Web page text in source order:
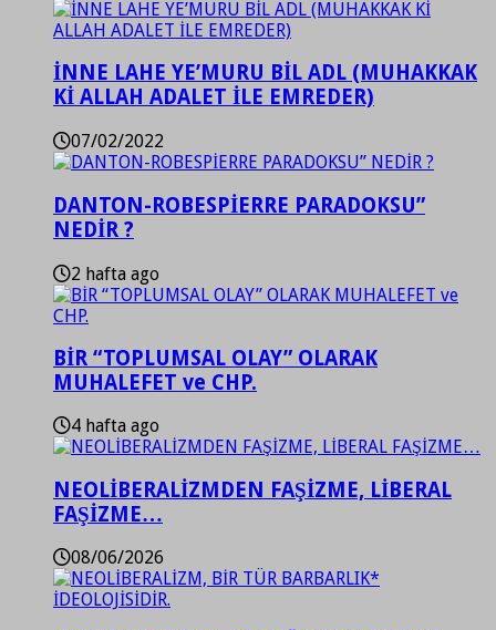
İNNE LAHE YE’MURU BİL ADL (MUHAKKAK
Kİ ALLAH ADALET İLE EMREDER)
07/02/2022
DANTON-ROBESPİERRE PARADOKSU”
NEDİR ?
2 hafta ago
BİR “TOPLUMSAL OLAY” OLARAK
MUHALEFET ve CHP.
4 hafta ago
NEOLİBERALİZMDEN FAŞİZME, LİBERAL
FAŞİZME…
08/06/2026